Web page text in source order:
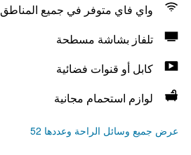
واي فاي متوفر في جميع المناطق
تلفاز بشاشة مسطحة
كابل أو قنوات فضائية
لوازم استحمام مجانية
عرض جميع وسائل الراحة وعددها 52